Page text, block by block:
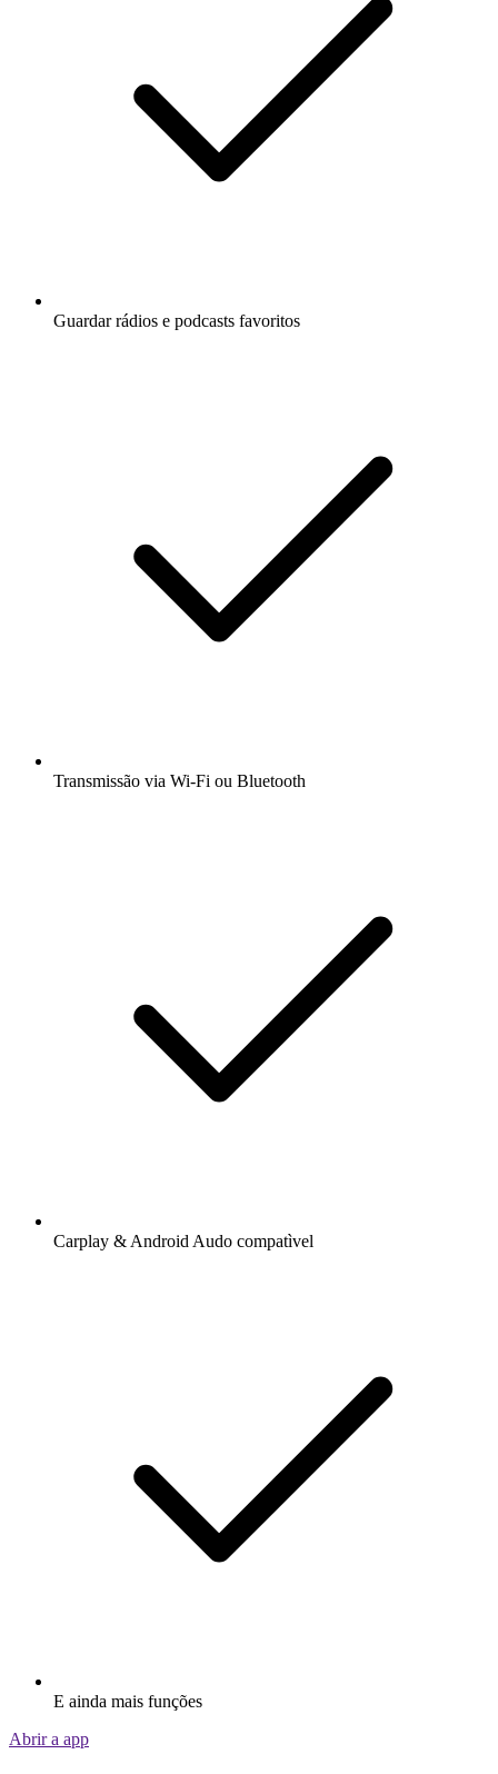
Guardar rádios e podcasts favoritos
Transmissão via Wi-Fi ou Bluetooth
Carplay & Android Audo compatìvel
E ainda mais funções
Abrir a app